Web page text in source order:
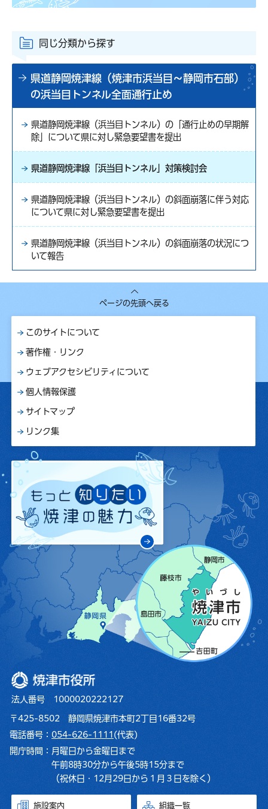
同じ分類から探す
県道静岡焼津線（焼津市浜当目～静岡市石部）
の浜当目トンネル全面通行止め
県道静岡焼津線（浜当目トンネル）の「通行止めの早期解
除」について県に対し緊急要望書を提出
県道静岡焼津線「浜当目トンネル」対策検討会
県道静岡焼津線（浜当目トンネル）の斜面崩落に伴う対応
について県に対し緊急要望書を提出
県道静岡焼津線（浜当目トンネル）の斜面崩落の状況につ
いて報告
ページの先頭へ戻る
このサイトについて
著作権・リンク
ウェブアクセシビリティについて
個人情報保護
サイトマップ
リンク集
焼津市役所
法人番号 1000020222127
〒425-8502 静岡県焼津市本町2丁目16番32号
電話番号： 054-626-1111 (代表)
開庁時間： 月曜日から金曜日まで
午前8時30分から午後5時15分まで
（祝休日・12月29日から１月３日を除く）
施設案内 組織一覧